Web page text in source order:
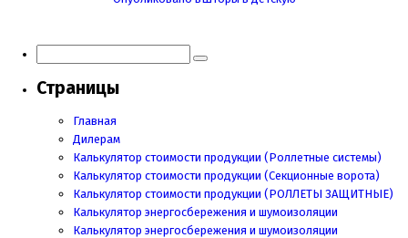
Страницы
Главная
Дилерам
Калькулятор стоимости продукции (Роллетные системы)
Калькулятор стоимости продукции (Секционные ворота)
Калькулятор стоимости продукции (РОЛЛЕТЫ ЗАЩИТНЫЕ)
Калькулятор энергосбережения и шумоизоляции
Калькулятор энергосбережения и шумоизоляции